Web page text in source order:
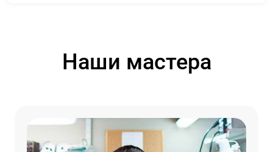
Наши мастера